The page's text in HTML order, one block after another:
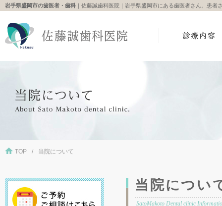
岩手県盛岡市の歯医者・歯科 ｜佐藤誠歯科医院｜岩手県盛岡市にある歯医者さん。患
TOP 当院について
当院につい
SatoMakoto Dental clinic